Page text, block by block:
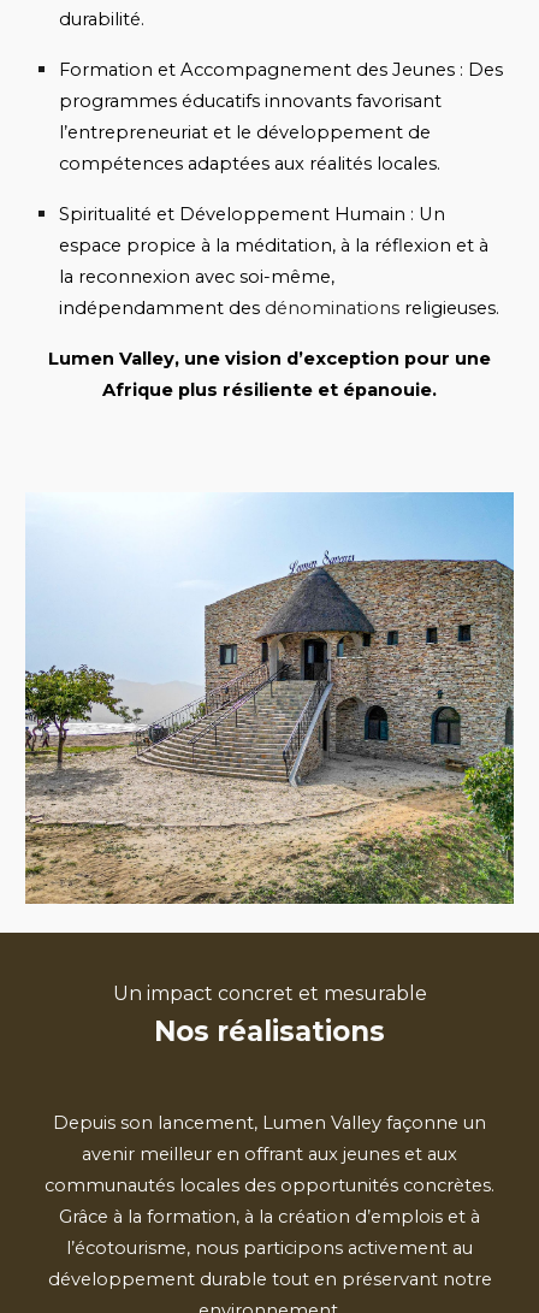
durabilité.
Formation et Accompagnement des Jeunes : Des
programmes éducatifs innovants favorisant
l’entrepreneuriat et le développement de
compétences adaptées aux réalités locales.
Spiritualité et Développement Humain : Un
espace propice à la méditation, à la réflexion et à
la reconnexion avec soi-même,
indépendamment des dénominations religieuses.
Lumen Valley, une vision d’exception pour une
Afrique plus résiliente et épanouie.
Un impact concret et mesurable
Nos réalisations
Depuis son lancement, Lumen Valley façonne un
avenir meilleur en offrant aux jeunes et aux
communautés locales des opportunités concrètes.
Grâce à la formation, à la création d’emplois et à
l’écotourisme, nous participons activement au
développement durable tout en préservant notre